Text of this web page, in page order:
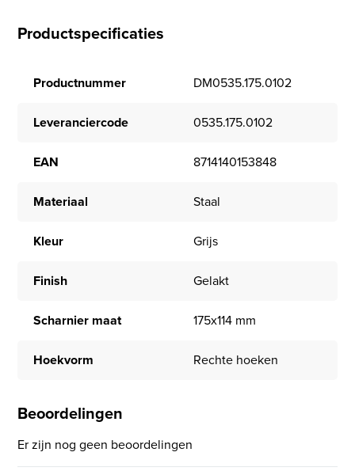
Productspecificaties
Productnummer DM0535.175.0102
Leveranciercode 0535.175.0102
EAN 8714140153848
Materiaal Staal
Kleur Grijs
Finish Gelakt
Scharnier maat 175x114 mm
Hoekvorm Rechte hoeken
Beoordelingen
Er zijn nog geen beoordelingen